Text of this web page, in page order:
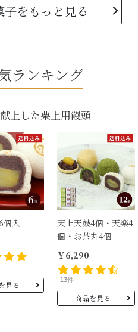
をもっと見る
ランキング
上した栗上用饅頭
個入
見る
天上天鼓4個・天楽4
個・お茶丸4個
￥6,290
13件
商品を見る